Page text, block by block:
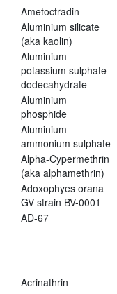
Ametoctradin
Aluminium silicate
(aka kaolin)
Aluminium
potassium sulphate
dodecahydrate
Aluminium
phosphide
Aluminium
ammonium sulphate
Alpha-Cypermethrin
(aka alphamethrin)
Adoxophyes orana
GV strain BV-0001
AD-67
Acrinathrin